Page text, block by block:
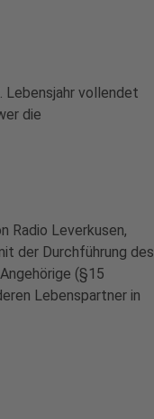
Lebensjahr vollendet
die
Radio Leverkusen,
der Durchführung des
(§15
Lebenspartner in